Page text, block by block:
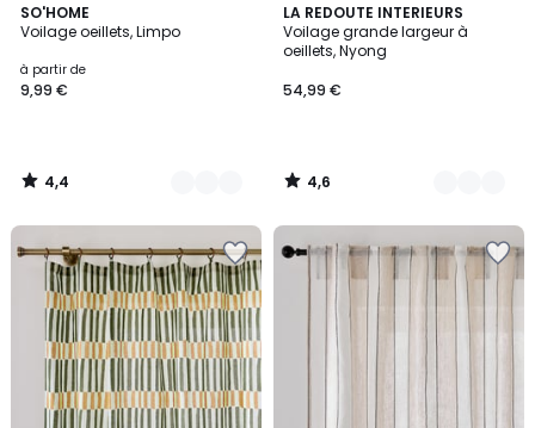
SO'HOME
Voilage oeillets, Limpo
à partir de
9,99 €
4,4
/ 5
2
Couleurs
4,4
/
LA REDOUTE INTERIEURS
Voilage grande largeur à
oeillets, Nyong
54,99 €
4,6
/ 5
5
Couleurs
4,6
/